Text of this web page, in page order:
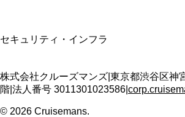
セキュリティ・インフラ
株式会社クルーズマンズ 東京都渋谷区神
階 法人番号 3011301023586
© 2026 Cruisemans.